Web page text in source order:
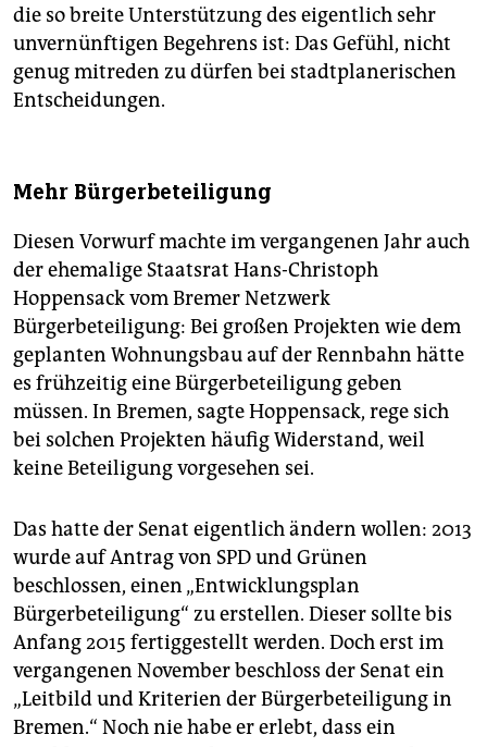
die so breite Unterstützung des eigentlich sehr
unvernünftigen Begehrens ist: Das Gefühl, nicht
genug mitreden zu dürfen bei stadtplanerischen
Entscheidungen.
Mehr Bürgerbeteiligung
Diesen Vorwurf machte im vergangenen Jahr auch
der ehemalige Staatsrat Hans-Christoph
Hoppensack vom Bremer Netzwerk
Bürgerbeteiligung: Bei großen Projekten wie dem
geplanten Wohnungsbau auf der Rennbahn hätte
es frühzeitig eine Bürgerbeteiligung geben
müssen. In Bremen, sagte Hoppensack, rege sich
bei solchen Projekten häufig Widerstand, weil
keine Beteiligung vorgesehen sei.
Das hatte der Senat eigentlich ändern wollen: 2013
wurde auf Antrag von SPD und Grünen
beschlossen, einen „Entwicklungsplan
Bürgerbeteiligung“ zu erstellen. Dieser sollte bis
Anfang 2015 fertiggestellt werden. Doch erst im
vergangenen November beschloss der Senat ein
„Leitbild und Kriterien der Bürgerbeteiligung in
Bremen.“ Noch nie habe er erlebt, dass ein